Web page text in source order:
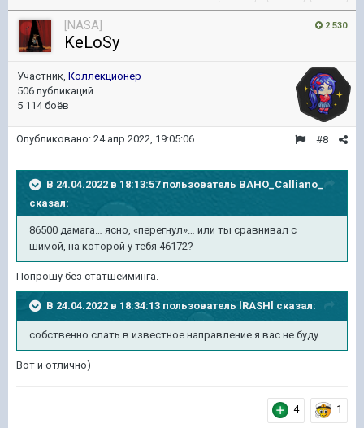
2 530
[NASA]
KeLoSy
Участник, Коллекционер
506 публикаций
5 114 боёв
#8
Опубликовано: 24 апр 2022, 19:05:06
В 24.04.2022 в 18:13:57 пользователь BAHO_Calliano_
сказал:
86500 дамага… ясно, «перегнул»… или ты сравнивал с
шимой, на которой у тебя 46172?
Попрошу без статшейминга.
В 24.04.2022 в 18:34:13 пользователь lRASHl сказал:
собственно слать в известное направление я вас не буду .
Вот и отлично)
4 1